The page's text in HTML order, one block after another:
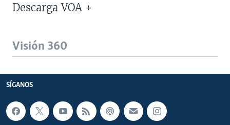
Descarga VOA +
Visión 360
SÍGANOS